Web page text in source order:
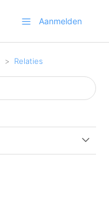
Aanmelden
Relaties